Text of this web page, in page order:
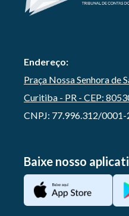
Endereço:
Praça Nossa Senhora de
Curitiba - PR - CEP:
CNPJ: 77.996.312/0001-
Baixe nosso